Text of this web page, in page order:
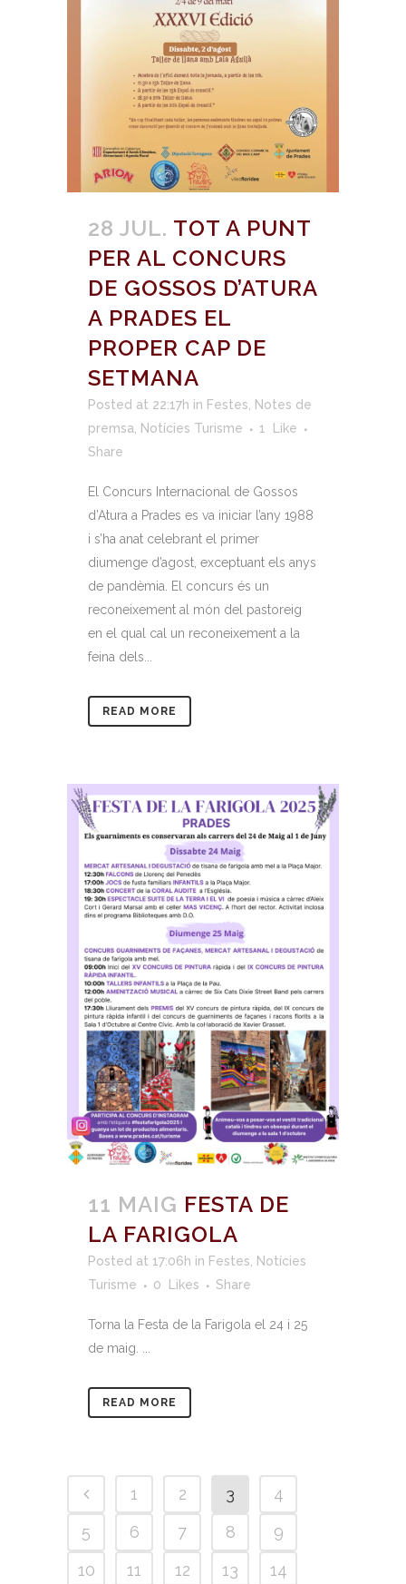
28 JUL. TOT A PUNT
PER AL CONCURS
DE GOSSOS D’ATURA
A PRADES EL
PROPER CAP DE
SETMANA
Posted at 22:17h in Festes
Notes de
premsa
Notícies Turisme 1
Like
Share
El Concurs Internacional de Gossos
d’Atura a Prades es va iniciar l’any 1988
i s’ha anat celebrant el primer
diumenge d’agost, exceptuant els anys
de pandèmia. El concurs és un
reconeixement al món del pastoreig
en el qual cal un reconeixement a la
feina dels...
READ MORE
11 MAIG FESTA DE
LA FARIGOLA
Posted at 17:06h in Festes
Notícies
Turisme
0 Likes Share
Torna la Festa de la Farigola el 24 i 25
de maig. ...
READ MORE
1 2 3
4
5
6 7 8
9
10
11 12 13
14